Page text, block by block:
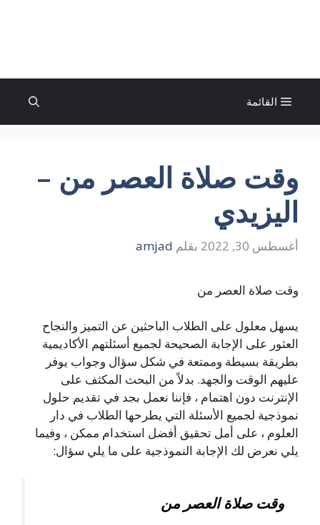
القائمة
وقت صلاة العصر من –
اليزيدي
أغسطس 30, 2022 بقلم amjad
وقت صلاة العصر من
يسهل معلول على الطلاب الباحثين عن التميز والنجاح
العثور على الإجابة الصحيحة لجميع أسئلتهم الأكاديمية
بطريقة بسيطة وممتعة في شكل سؤال وجواب يوفر
عليهم الوقت والجهد. بدلاً من البحث المكثف على
الإنترنت دون اهتمام ، فإننا نعمل بجد في تقديم حلول
نموذجية لجميع الأسئلة التي يطرحها الطلاب في دار
العلوم ، على أمل تحقيق أفضل استخدام ممكن ، وفيما
يلي نعرض لك الإجابة النموذجية على ما يلي سؤال:
وقت صلاة العصر من